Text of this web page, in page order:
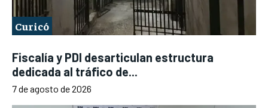
Curicó
Fiscalía y PDI desarticulan estructura
dedicada al tráfico de...
7 de agosto de 2026